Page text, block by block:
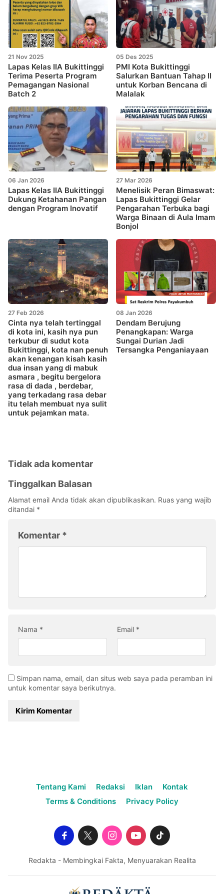
21 Nov 2025
Lapas Kelas IIA Bukittinggi
Terima Peserta Program
Pemagangan Nasional
Batch 2
05 Des 2025
PMI Kota Bukittinggi
Salurkan Bantuan Tahap II
untuk Korban Bencana di
Malalak
06 Jan 2026
Lapas Kelas IIA Bukittinggi
Dukung Ketahanan Pangan
dengan Program Inovatif
27 Mar 2026
Menelisik Peran Bimaswat:
Lapas Bukittinggi Gelar
Pengarahan Terbuka bagi
Warga Binaan di Aula Imam
Bonjol
27 Feb 2026
Cinta nya telah tertinggal
di kota ini, kasih nya pun
terkubur di sudut kota
Bukittinggi, kota nan penuh
akan kenangan kisah kasih
dua insan yang di mabuk
asmara , begitu bergelora
rasa di dada , berdebar,
yang terkadang rasa debar
itu telah membuat nya sulit
untuk pejamkan mata.
08 Jan 2026
Dendam Berujung
Penangkapan: Warga
Sungai Durian Jadi
Tersangka Penganiayaan
Tidak ada komentar
Tinggalkan Balasan
Alamat email Anda tidak akan dipublikasikan. Ruas yang wajib
ditandai *
Komentar *
Nama * Email *
Simpan nama, email, dan situs web saya pada peramban ini
untuk komentar saya berikutnya.
Tentang Kami Redaksi Iklan
Kontak
Terms & Conditions
Privacy Policy
Redakta - Membingkai Fakta, Menyuarakan Realita